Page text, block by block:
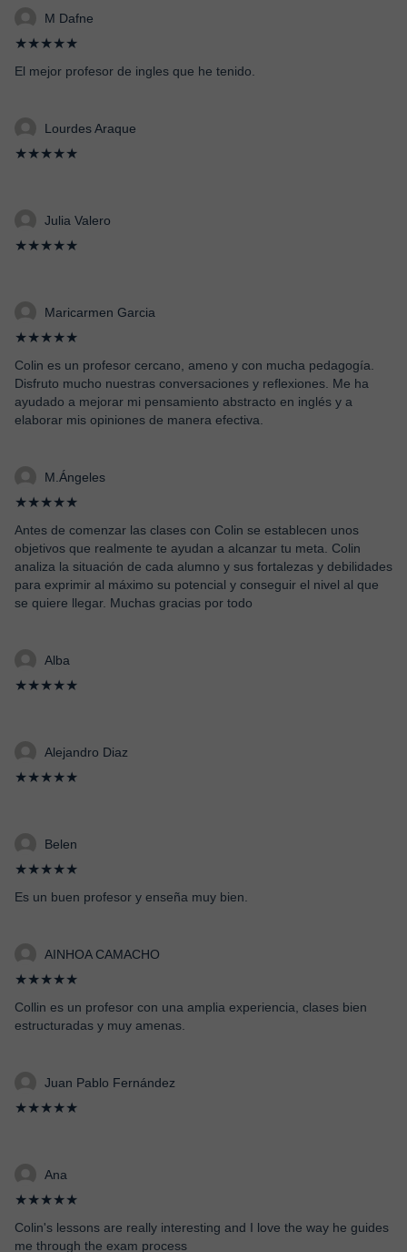
M Dafne
★★★★★
El mejor profesor de ingles que he tenido.
Lourdes Araque
★★★★★
Julia Valero
★★★★★
Maricarmen Garcia
★★★★★
Colin es un profesor cercano, ameno y con mucha pedagogía.
Disfruto mucho nuestras conversaciones y reflexiones. Me ha
ayudado a mejorar mi pensamiento abstracto en inglés y a
elaborar mis opiniones de manera efectiva.
M.Ángeles
★★★★★
Antes de comenzar las clases con Colin se establecen unos
objetivos que realmente te ayudan a alcanzar tu meta. Colin
analiza la situación de cada alumno y sus fortalezas y debilidades
para exprimir al máximo su potencial y conseguir el nivel al que
se quiere llegar. Muchas gracias por todo
Alba
★★★★★
Alejandro Diaz
★★★★★
Belen
★★★★★
Es un buen profesor y enseña muy bien.
AINHOA CAMACHO
★★★★★
Collin es un profesor con una amplia experiencia, clases bien
estructuradas y muy amenas.
Juan Pablo Fernández
★★★★★
Ana
★★★★★
Colin's lessons are really interesting and I love the way he guides
me through the exam process